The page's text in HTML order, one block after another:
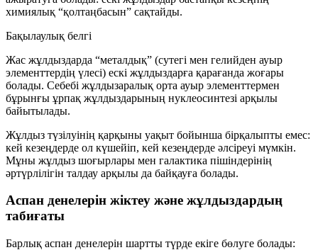
химиялық “қолтаңбасын” сақтайды.
Бақылаулық белгі
Жас жұлдыздарда “металдық” (сутегі мен гелийден ауыр
элементтердің үлесі) ескі жұлдыздарға қарағанда жоғары
болады. Себебі жұлдызаралық орта ауыр элементтермен
бұрынғы ұрпақ жұлдыздарының нуклеосинтезі арқылы
байытылады.
Жұлдыз түзілуінің қарқыны уақыт бойынша бірқалыпты емес:
кей кезеңдерде ол күшейіп, кей кезеңдерде әлсіреуі мүмкін.
Мұны жұлдыз шоғырлары мен галактика пішіндерінің
әртүрлілігін талдау арқылы да байқауға болады.
Аспан денелерін жіктеу және жұлдыздардың
табиғаты
Барлық аспан денелерін шартты түрде екіге бөлуге болады: